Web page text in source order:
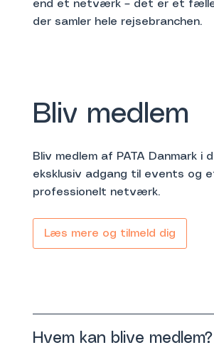
end et netværk – det er et
der samler hele rejsebranchen.
Bliv medlem
Bliv medlem af PATA Danmark i
eksklusiv adgang til events og
professionelt netværk.
Læs mere og tilmeld dig
Hvem kan blive medlem?